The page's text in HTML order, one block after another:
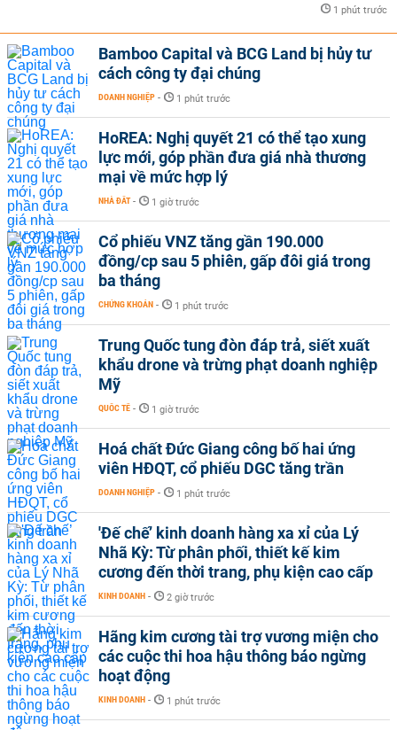
1 phút trước
Bamboo Capital và BCG Land bị hủy tư
cách công ty đại chúng
DOANH NGHIỆP - 1 phút trước
HoREA: Nghị quyết 21 có thể tạo xung
lực mới, góp phần đưa giá nhà thương
mại về mức hợp lý
NHÀ ĐẤT - 1 giờ trước
Cổ phiếu VNZ tăng gần 190.000
đồng/cp sau 5 phiên, gấp đôi giá trong
ba tháng
CHỨNG KHOÁN - 1 phút trước
Trung Quốc tung đòn đáp trả, siết xuất
khẩu drone và trừng phạt doanh nghiệp
Mỹ
QUỐC TẾ - 1 giờ trước
Hoá chất Đức Giang công bố hai ứng
viên HĐQT, cổ phiếu DGC tăng trần
DOANH NGHIỆP - 1 phút trước
'Đế chế’ kinh doanh hàng xa xỉ của Lý
Nhã Kỳ: Từ phân phối, thiết kế kim
cương đến thời trang, phụ kiện cao cấp
KINH DOANH - 2 giờ trước
Hãng kim cương tài trợ vương miện cho
các cuộc thi hoa hậu thông báo ngừng
hoạt động
KINH DOANH - 1 phút trước